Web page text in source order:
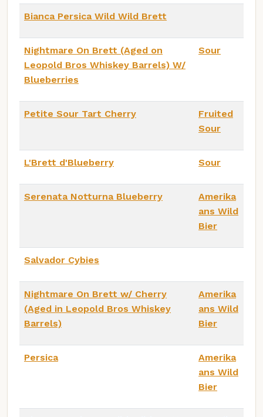
Bianca Persica Wild Wild Brett
Nightmare On Brett (Aged on
Leopold Bros Whiskey Barrels) W/
Blueberries
Sour
Petite Sour Tart Cherry
Fruited
Sour
L'Brett d'Blueberry Sour
Serenata Notturna Blueberry
Amerika
ans Wild
Bier
Salvador Cybies
Nightmare On Brett w/ Cherry
(Aged in Leopold Bros Whiskey
Barrels)
Amerika
ans Wild
Bier
Persica
Amerika
ans Wild
Bier